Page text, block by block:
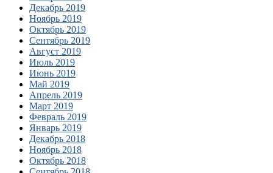
Декабрь 2019
Ноябрь 2019
Октябрь 2019
Сентябрь 2019
Август 2019
Июль 2019
Июнь 2019
Май 2019
Апрель 2019
Март 2019
Февраль 2019
Январь 2019
Декабрь 2018
Ноябрь 2018
Октябрь 2018